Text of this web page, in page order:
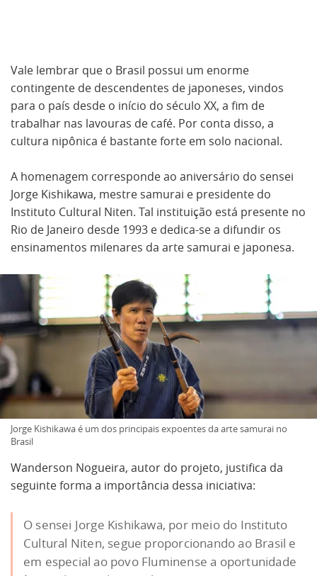
Vale lembrar que o Brasil possui um enorme
contingente de descendentes de japoneses, vindos
para o país desde o início do século XX, a fim de
trabalhar nas lavouras de café. Por conta disso, a
cultura nipônica é bastante forte em solo nacional.
A homenagem corresponde ao aniversário do sensei
Jorge Kishikawa, mestre samurai e presidente do
Instituto Cultural Niten. Tal instituição está presente no
Rio de Janeiro desde 1993 e dedica-se a difundir os
ensinamentos milenares da arte samurai e japonesa.
Jorge Kishikawa é um dos principais expoentes da arte samurai no
Brasil
Wanderson Nogueira, autor do projeto, justifica da
seguinte forma a importância dessa iniciativa:
O sensei Jorge Kishikawa, por meio do Instituto
Cultural Niten, segue proporcionando ao Brasil e
em especial ao povo Fluminense a oportunidade